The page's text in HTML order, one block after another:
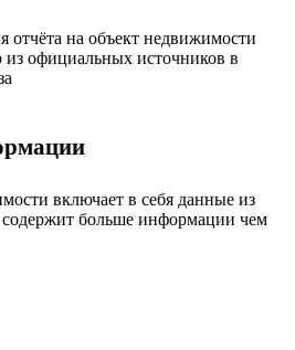
отчёта на объект недвижимости
официальных источников в
включает в себя данные из
больше информации чем